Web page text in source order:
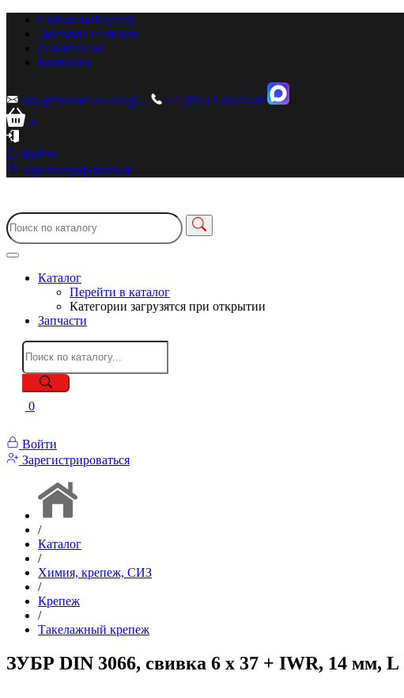
Сервисный центр
Доставка и оплата
О компании
Контакты
sale@zionstm.ru sale@...
+7 (495) 136-23-00
0
Войти
Зарегистрироваться
Каталог
Перейти в каталог
Категории загрузятся при открытии
Запчасти
0
Войти
Зарегистрироваться
/
Каталог
/
Химия, крепеж, СИЗ
/
Крепеж
/
Такелажный крепеж
ЗУБР DIN 3066, свивка 6 х 37 + IWR, 14 мм,